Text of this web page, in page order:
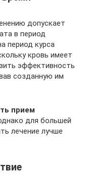
допускает
в период
период курса
кровь имеет
эффективность
созданную им
прием
для большей
лечение лучше